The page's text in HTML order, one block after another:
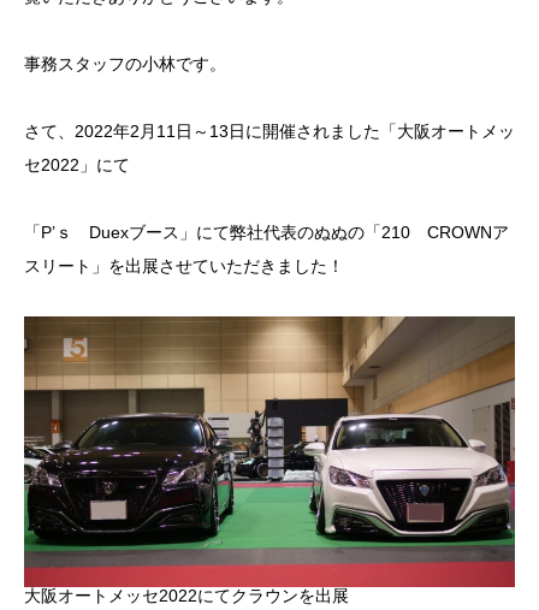
事務スタッフの小林です。
さて、2022年2月11日～13日に開催されました「大阪オートメッ
セ2022」にて
「P’ｓ Duexブース」にて弊社代表のぬぬの「210 CROWNア
スリート」を出展させていただきました！
大阪オートメッセ2022にてクラウンを出展